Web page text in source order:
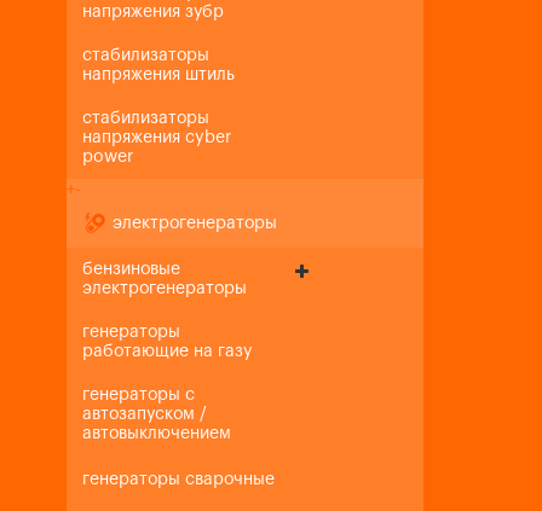
напряжения зубр
стабилизаторы
напряжения штиль
стабилизаторы
напряжения cyber
power
+-
электрогенераторы
бензиновые
электрогенераторы
генераторы
работающие на газу
генераторы с
автозапуском /
автовыключением
генераторы сварочные